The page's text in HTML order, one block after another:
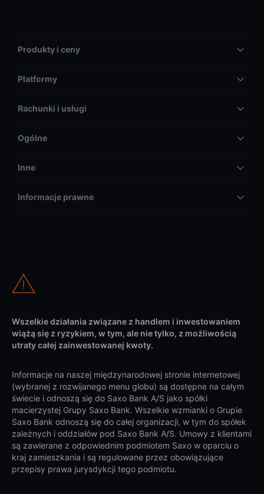
Produkty i ceny
Platformy
Rachunki i usługi
Ogólne
Inne
Informacje prawne
Wszelkie działania związane z handlem i inwestowaniem
wiążą się z ryzykiem, w tym, ale nie tylko, z możliwością
utraty całej zainwestowanej kwoty.
Informacje na naszej międzynarodowej stronie internetowej
(wybranej z rozwijanego menu globu) są dostępne na całym
świecie i odnoszą się do Saxo Bank A/S jako spółki
macierzystej Grupy Saxo Bank. Wszelkie wzmianki o Grupie
Saxo Bank odnoszą się do całej organizacji, w tym do spółek
zależnych i oddziałów pod Saxo Bank A/S. Umowy z klientami
są zawierane z odpowiednim podmiotem Saxo w oparciu o
kraj zamieszkania i są regulowane przez obowiązujące
przepisy prawa jurysdykcji tego podmiotu.